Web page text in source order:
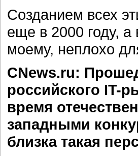
Созданием всех
еще в 2000 году, а
моему, неплохо
CNews.ru:
российского IT-
время
западными
близка такая